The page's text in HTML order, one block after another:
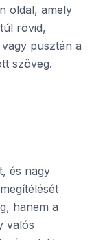
oldal, amely
rövid,
pusztán a
szöveg.
és nagy
hanem a
valós